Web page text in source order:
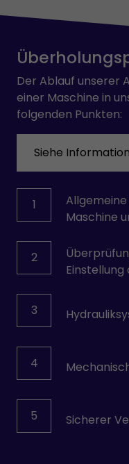
Der Ablauf unserer
einer Maschine in
folgenden Punkten:
Siehe
1
Maschine
2
3
4
5 Sicherer